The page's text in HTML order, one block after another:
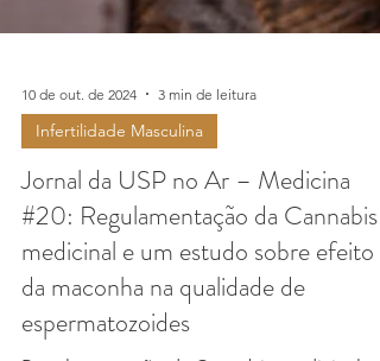
3 min de leitura
Infertilidade Masculina